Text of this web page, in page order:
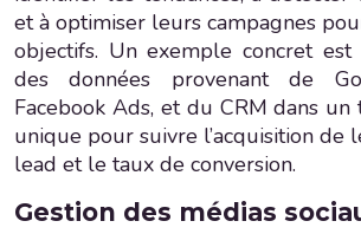
et à optimiser leurs campagnes
objectifs. Un exemple concret est
des données provenant de
Facebook Ads, et du CRM dans
unique pour suivre l’acquisition de
lead et le taux de conversion.
Gestion des médias